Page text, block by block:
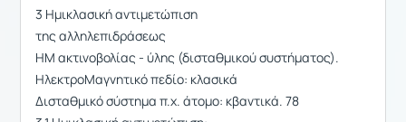
3 Ημικλασική αντιμετώπιση
της αλληλεπιδράσεως
ΗΜ ακτινοβολίας - ύλης (δισταθμικού συστήματος).
ΗλεκτροΜαγνητικό πεδίο: κλασικά
Δισταθμικό σύστημα π.χ. άτομο: κβαντικά. 78